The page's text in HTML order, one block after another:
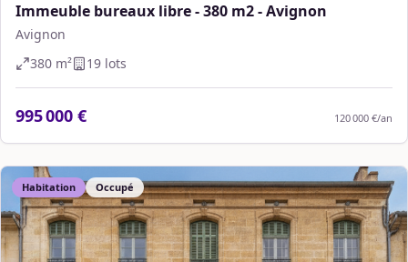
Immeuble bureaux libre - 380 m2 - Avignon
Avignon
380 m² 19 lots
995 000 € 120 000 €/an
Habitation Occupé